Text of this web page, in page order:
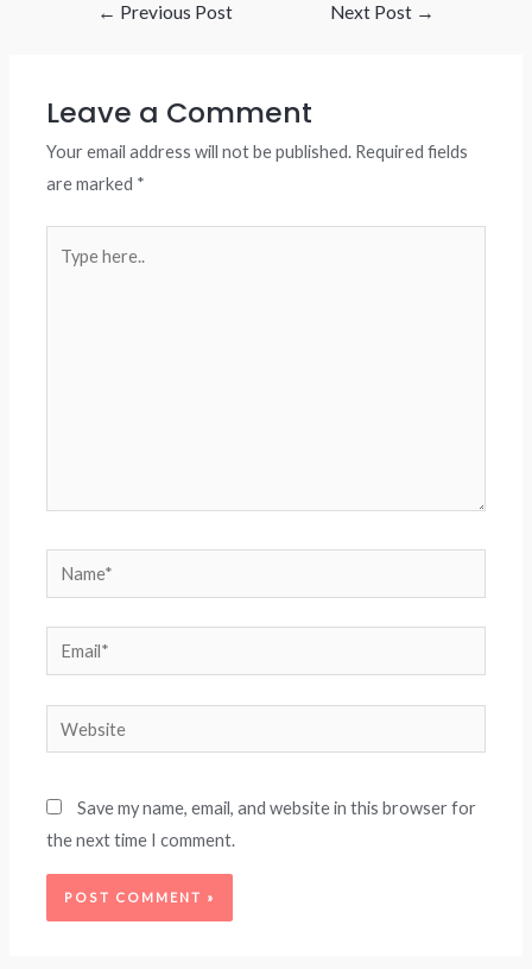
Post← Previous Post Next Post →
Leave a Comment
Your email address will not be published. Required fields
are marked *
here..
Name*
Email*
Website
Save my name, email, and website in this browser for
the next time I comment.